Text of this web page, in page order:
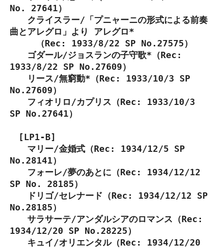
No. 27641）
クライスラー/「プニャーニの形式による前奏
曲とアレグロ」より アレグロ*
（Rec: 1933/8/22 SP No.27575）
ゴダール/ジョスランの子守歌*（Rec:
1933/8/22 SP No.27609）
リース/無窮動*（Rec: 1933/10/3 SP
No.27609）
フィオリロ/カプリス（Rec: 1933/10/3
SP No.27641）
[LP1-B]
マリー/金婚式（Rec: 1934/12/5 SP
No.28141）
フォーレ/夢のあとに（Rec: 1934/12/12
SP No. 28185）
ドリゴ/セレナード（Rec: 1934/12/12 SP
No.28185）
サラサーテ/アンダルシアのロマンス（Rec:
1934/12/20 SP No.28225）
キュイ/オリエンタル（Rec: 1934/12/20